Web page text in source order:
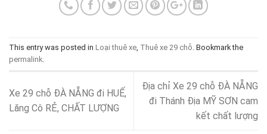
This entry was posted in Loại thuê xe, Thuê xe 29 chỗ. Bookmark the
permalink.
Xe 29 chỗ ĐÀ NẴNG đi HUẾ,
Lăng Cô RẺ, CHẤT LƯỢNG
Địa chỉ Xe 29 chỗ ĐÀ NẴNG
đi Thánh Địa MỸ SƠN cam
kết chất lượng